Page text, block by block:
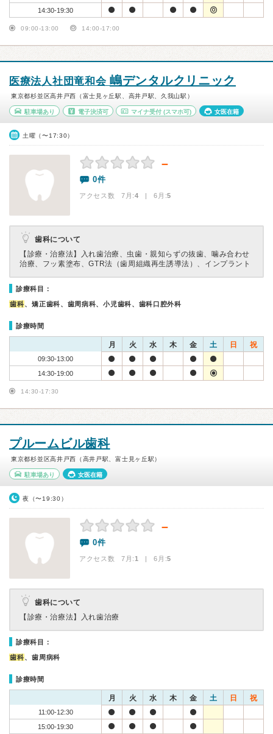
14:30-19:30
09:00-13:00 14:00-17:00
医療法人社団竜和会 嶋デンタルクリニック
東京都杉並区高井戸西（富士見ヶ丘駅、高井戸駅、久我山駅）
駐車場あり 電子決済可 マイナ受付 (スマホ可) 女医在籍
土曜（〜17:30）
－
0件
アクセス数 7月:4 | 6月:5
歯科について
【診療・治療法】
入れ歯治療、虫歯・親知らずの抜歯、噛み合わせ
治療、フッ素塗布、GTR法（歯周組織再生誘導法）、インプラント
診療科目：
歯科、矯正歯科、歯周病科、小児歯科、歯科口腔外科
診療時間
月 火 水 木 金 土 日 祝
09:30-13:00
14:30-19:00
14:30-17:30
プルームビル歯科
東京都杉並区高井戸西（高井戸駅、富士見ヶ丘駅）
駐車場あり 女医在籍
夜（〜19:30）
－
0件
アクセス数 7月:1 | 6月:5
歯科について
【診療・治療法】
入れ歯治療
診療科目：
歯科、歯周病科
診療時間
月 火 水 木 金 土 日 祝
11:00-12:30
15:00-19:30